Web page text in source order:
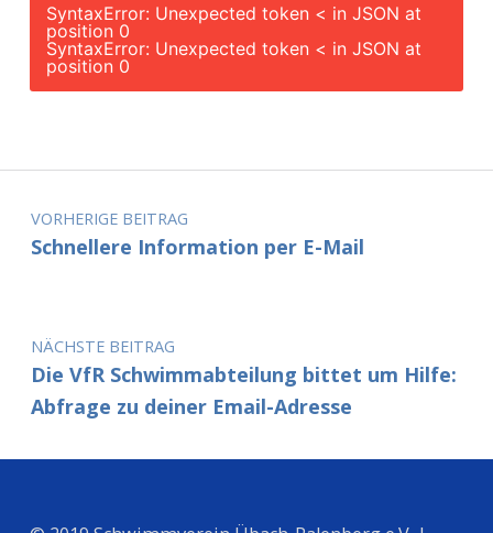
SyntaxError: Unexpected token < in JSON at
position 0
SyntaxError: Unexpected token < in JSON at
position 0
Beitragsnavigation
VORHERIGE BEITRAG
Schnellere Information per E-Mail
NÄCHSTE BEITRAG
Die VfR Schwimmabteilung bittet um Hilfe:
Abfrage zu deiner Email-Adresse